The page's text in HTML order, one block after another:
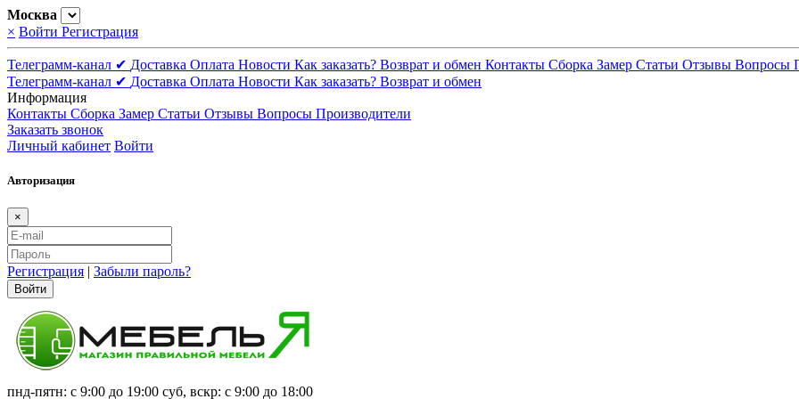
Москва
× Войти Регистрация
Телеграмм-канал ✔ Доставка Оплата Новости Как заказать? Возврат и обмен Контакты Сборка Замер Статьи Отзывы Вопросы
Телеграмм-канал ✔ Доставка Оплата Новости Как заказать? Возврат и обмен
Информация
Контакты Сборка Замер Статьи Отзывы Вопросы Производители
Заказать звонок
Личный кабинет Войти
Авторизация
×
Регистрация | Забыли пароль?
Войти
пнд-пятн: с 9:00 до 19:00 суб, вскр: с 9:00 до 18:00